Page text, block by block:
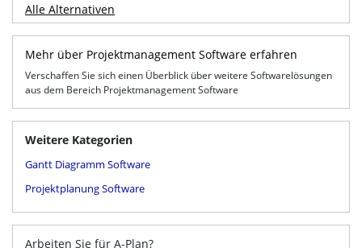
Alle Alternativen
Mehr über Projektmanagement Software erfahren
Verschaffen Sie sich einen Überblick über weitere Softwarelösungen
aus dem Bereich Projektmanagement Software
Weitere Kategorien
Gantt Diagramm Software
Projektplanung Software
Arbeiten Sie für A-Plan?